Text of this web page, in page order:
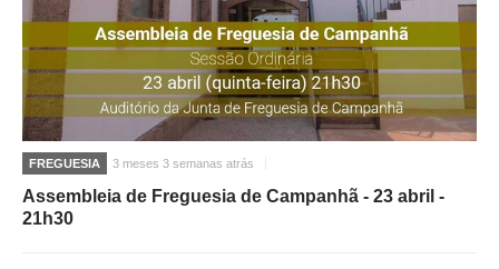
FREGUESIA 3 meses 3 semanas atrás
Assembleia de Freguesia de Campanhã - 23 abril -
21h30